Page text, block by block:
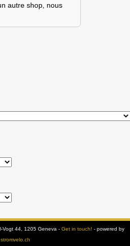
autre shop, nous
Vogt 44, 1205 Geneva - Get in touch! - powered by
stromvelo.ch